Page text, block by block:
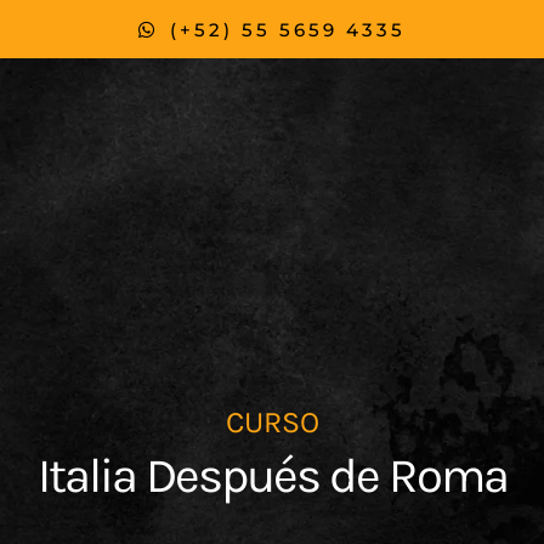
(+52) 55 5659 4335
CURSO
Italia Después de Roma